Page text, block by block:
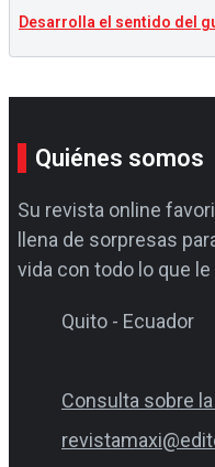
Desarrolla el sentido del
Quiénes somos
Su revista online
llena de sorpresas
vida con todo lo que
Quito - Ecuador
Consulta sobre